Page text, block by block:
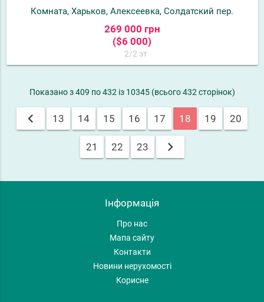
Комната, Харьков, Алексеевка, Солдатский пер.
269 000 грн
($6 000)
2/2 эт
Показано з 409 по 432 із 10345 (всього 432 сторінок)
chevron_left 13 14 15 16 17 18 19 20
21 22 23 chevron_right
Інформація
Про нас
Мапа сайту
Контакти
Новини нерухомості
Корисне